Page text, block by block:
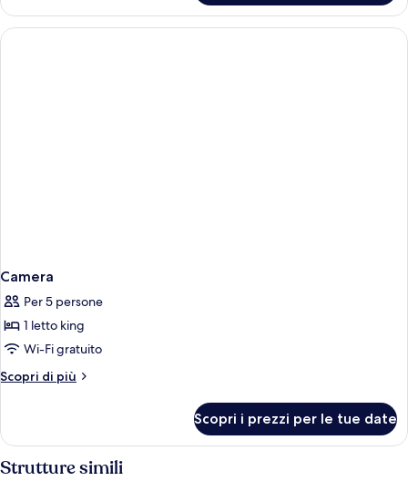
Camera
Per 5 persone
1 letto king
Wi-Fi gratuito
Scopri di più
Altri
Scopri i prezzi per le tue date
Strutture simili